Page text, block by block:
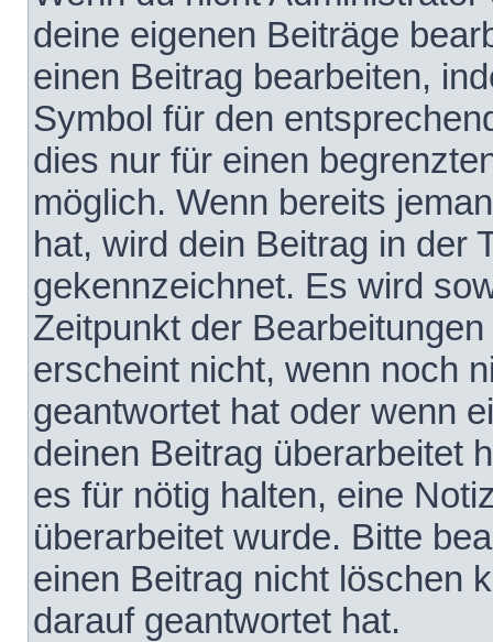
deine eigenen Beiträge
einen Beitrag bearbeiten,
Symbol für den
dies nur für einen
möglich. Wenn bereits
hat, wird dein Beitrag in der
gekennzeichnet. Es wird
Zeitpunkt der
erscheint nicht, wenn noch
geantwortet hat oder wenn
deinen Beitrag überarbeitet
es für nötig halten, eine
überarbeitet wurde. Bitte
einen Beitrag nicht löschen
darauf geantwortet hat.